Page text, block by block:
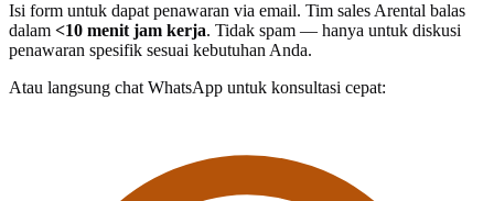
Isi form untuk dapat penawaran via email. Tim sales Arental balas
dalam <10 menit jam kerja. Tidak spam — hanya untuk diskusi
penawaran spesifik sesuai kebutuhan Anda.
Atau langsung chat WhatsApp untuk konsultasi cepat: